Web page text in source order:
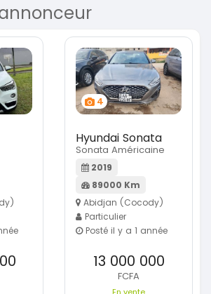
4
Hyundai Sonata
Sonata Américaine
2019
89000 Km
Abidjan (Cocody)
Particulier
Posté il y a 1 année
13 000 000
FCFA
En vente